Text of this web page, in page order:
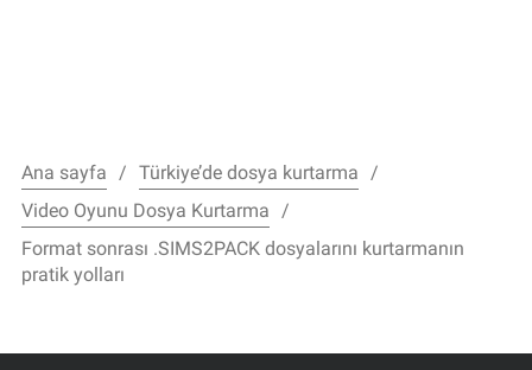
Ana sayfa
Türkiye’de dosya kurtarma
Video Oyunu Dosya Kurtarma
Format sonrası .SIMS2PACK dosyalarını kurtarmanın
pratik yolları